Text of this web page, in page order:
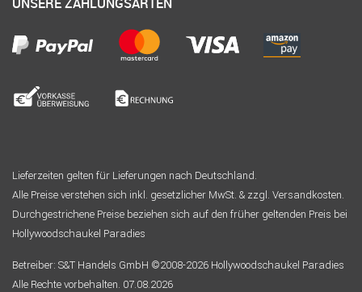
Lieferzeiten gelten für Lieferungen nach Deutschland.
Alle Preise verstehen sich inkl. gesetzlicher MwSt. & zzgl. Versandkosten.
Durchgestrichene Preise beziehen sich auf den früher geltenden Preis bei
Hollywoodschaukel Paradies
Betreiber: S&T Handels GmbH ©2008-2026 Hollywoodschaukel Paradies
Alle Rechte vorbehalten. 07.08.2026